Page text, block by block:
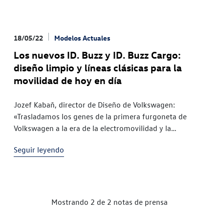
18/05/22 Modelos Actuales
Los nuevos ID. Buzz y ID. Buzz Cargo:
diseño limpio y líneas clásicas para la
movilidad de hoy en día
Jozef Kabaň, director de Diseño de Volkswagen:
«Trasladamos los genes de la primera furgoneta de
Volkswagen a la era de la electromovilidad y la
un frontal icónico y unos faros con un toque humano
traslada el ADN del T1 al presente y al futuro. Al igual
Seguir leyendo
Mostrando 2 de 2 notas de prensa